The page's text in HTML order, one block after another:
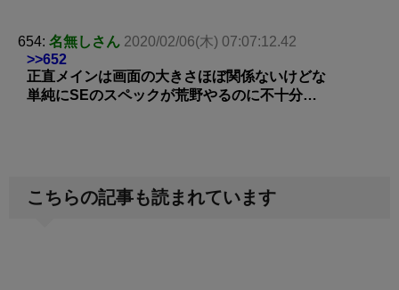
654: 名無しさん 2020/02/06(木) 07:07:12.42
>>652
正直メインは画面の大きさほぼ関係ないけどな
単純にSEのスペックが荒野やるのに不十分…
こちらの記事も読まれています